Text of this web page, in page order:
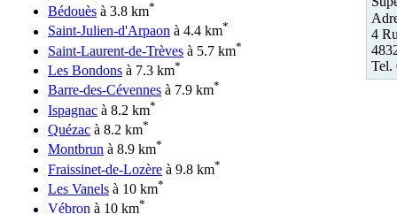
Bédouès à 3.8 km*
Saint-Julien-d'Arpaon à 4.4 km*
Saint-Laurent-de-Trèves à 5.7 km*
Les Bondons à 7.3 km*
Barre-des-Cévennes à 7.9 km*
Ispagnac à 8.2 km*
Quézac à 8.2 km*
Montbrun à 8.9 km*
Fraissinet-de-Lozère à 9.8 km*
Les Vanels à 10 km*
Vébron à 10 km*
4
Tel.